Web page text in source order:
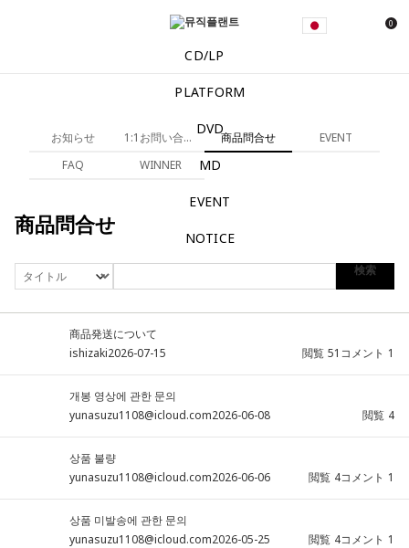
0
CD/LP
PLATFORM
DVD
MD
EVENT
NOTICE
お知らせ 1:1お問い合わせ 商品問合せ
EVENT
FAQ
WINNER
商品問合せ
検索
商品発送について
ishizaki2026-07-15 閲覧 51 コメント 1
개봉 영상에 관한 문의
yunasuzu1108@icloud.com2026-06-08 閲覧 4
상품 불량
yunasuzu1108@icloud.com2026-06-06 閲覧 4コメント 1
상품 미발송에 관한 문의
yunasuzu1108@icloud.com2026-05-25 閲覧 4コメント 1